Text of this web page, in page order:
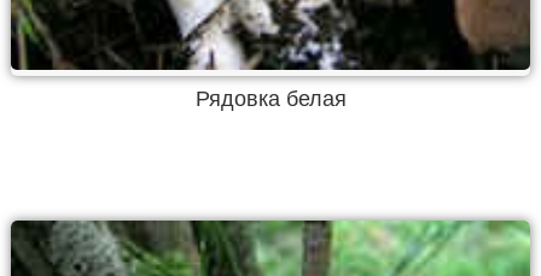
Рядовка белая